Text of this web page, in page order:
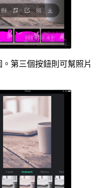
第三個按鈕則可幫照片